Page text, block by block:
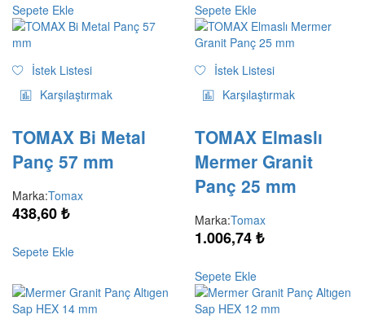
Sepete Ekle Sepete Ekle
İstek Listesi
Karşılaştırmak
TOMAX Bi Metal
Panç 57 mm
Marka:Tomax
438,60₺
Sepete Ekle
İstek Listesi
Karşılaştırmak
TOMAX Elmaslı
Mermer Granit
Panç 25 mm
Marka:Tomax
1.006,74₺
Sepete Ekle